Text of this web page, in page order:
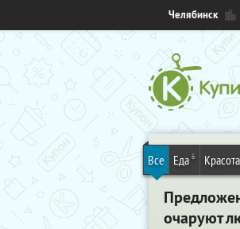
Челябинск
Все Еда 6 Красота
очаруют